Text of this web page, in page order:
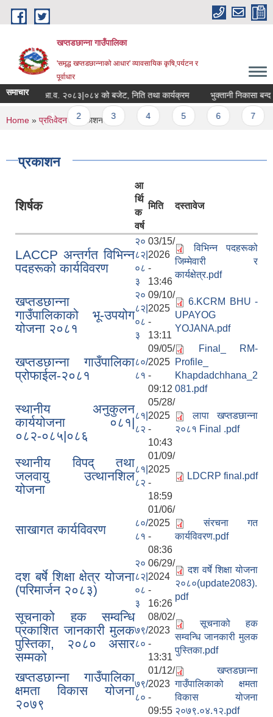
Skip to main content
खप्तडछान्ना गाउँपालिका
'समृद्ध खप्तडछान्नाको आधार' व्यावसायिक कृषि,पर्यटन र
पूर्वाधार
समाचार आ.व. २०८३|०८४ को बजेट, निति तथा कार्यक्रम भुक्तानी निकासा बन्द
Pages
1 2 3
You are here
Home » प्रतिवेदन» प्रकाशन
प्रकाशन
शिर्षक
आ
र्थि
क
वर्ष
मिति दस्तावेज
LACCP अन्तर्गत विभिन्न
पदहरूको कार्यविवरण
२०
८२|
०८
३
03/15/
2026
-
13:46
विभिन्न पदहरूको
जिम्मेवारी र
कार्यक्षेत्र.pdf
खप्तडछान्ना
गाउँपालिकाको भू-उपयोग
योजना २०८१
२०
८२|
०८
३
09/10/
2025
-
13:11
6.KCRM BHU -
UPAYOG
YOJANA.pdf
खप्तडछान्ना गाउँपालिका
प्रोफाईल-२०८१
८०/
८१
09/05/
2025
-
09:12
Final_ RM-
Profile_
Khapdadchhana_2
081.pdf
स्थानीय अनुकुलन
कार्ययोजना ०८१|
०८२-०८५|०८६
८१|
८२
05/28/
2025
-
10:43
लापा खप्तडछान्ना
२०८१ Final .pdf
स्थानीय विपद् तथा
जलवायु उत्थानशिल
योजना
८१|
८२
01/09/
2025
-
18:59
LDCRP final.pdf
साखागत कार्यविवरण
८०/
८१
01/06/
2025
-
08:36
संरचना गत
कार्यविवरण.pdf
दश बर्षे शिक्षा क्षेत्र योजना
(परिमार्जन २०८३)
२०
८२|
०८
३
06/29/
2024
-
16:26
दश वर्षे शिक्षा योजना
२०८०(update2083).
pdf
सूचनाको हक सम्वन्धि
प्रकाशित जानकारी मुलक
पुस्तिका, २०८० असार
सम्मको
७९/
८०
08/02/
2023
-
13:31
सूचनाको हक
सम्वन्धि जानकारी मुलक
पुस्तिका.pdf
खप्तडछान्ना गाउँपालिका
क्षमता विकास योजना
२०७९
७९/
८०
01/12/
2023
-
09:55
खप्तडछान्ना
गाउँपालिकाको क्षमता
विकास योजना
२०७९.०४.१२.pdf